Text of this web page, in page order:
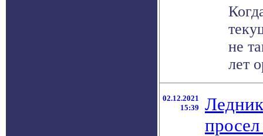
не
лет
02.12.2021
15:39